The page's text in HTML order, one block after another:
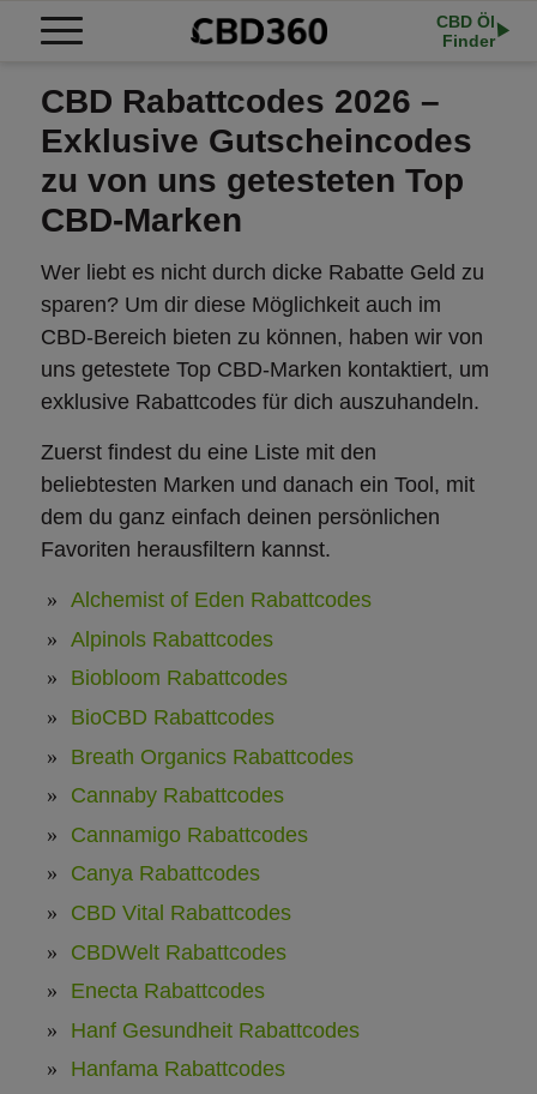
CBD Öl
Finder
CBD Rabattcodes 2026 –
Exklusive Gutscheincodes
zu von uns getesteten Top
CBD-Marken
Wer liebt es nicht durch dicke Rabatte Geld zu
sparen? Um dir diese Möglichkeit auch im
CBD-Bereich bieten zu können, haben wir von
uns getestete Top CBD-Marken kontaktiert, um
exklusive Rabattcodes für dich auszuhandeln.
Zuerst findest du eine Liste mit den
beliebtesten Marken und danach ein Tool, mit
dem du ganz einfach deinen persönlichen
Favoriten herausfiltern kannst.
Alchemist of Eden Rabattcodes
Alpinols Rabattcodes
Biobloom Rabattcodes
BioCBD Rabattcodes
Breath Organics Rabattcodes
Cannaby Rabattcodes
Cannamigo Rabattcodes
Canya Rabattcodes
CBD Vital Rabattcodes
CBDWelt Rabattcodes
Enecta Rabattcodes
Hanf Gesundheit Rabattcodes
Hanfama Rabattcodes